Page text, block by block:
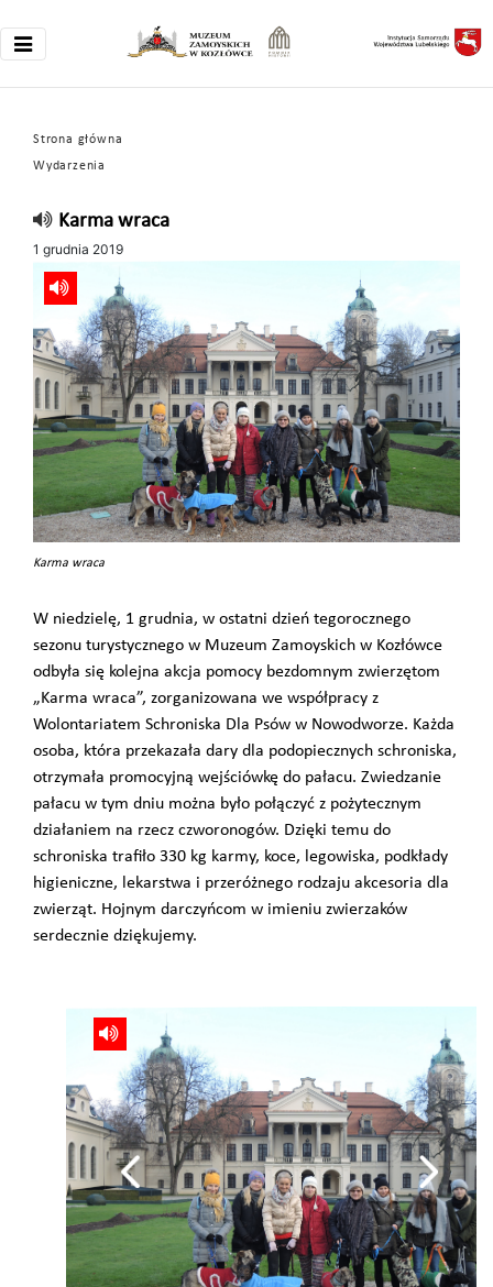
Strona główna
Wydarzenia
Karma wraca
1 grudnia 2019
Karma wraca
W niedzielę, 1 grudnia, w ostatni dzień tegorocznego
sezonu turystycznego w Muzeum Zamoyskich w Kozłówce
odbyła się kolejna akcja pomocy bezdomnym zwierzętom
„Karma wraca”, zorganizowana we współpracy z
Wolontariatem Schroniska Dla Psów w Nowodworze. Każda
osoba, która przekazała dary dla podopiecznych schroniska,
otrzymała promocyjną wejściówkę do pałacu. Zwiedzanie
pałacu w tym dniu można było połączyć z pożytecznym
działaniem na rzecz czworonogów. Dzięki temu do
schroniska trafiło 330 kg karmy, koce, legowiska, podkłady
higieniczne, lekarstwa i przeróżnego rodzaju akcesoria dla
zwierząt. Hojnym darczyńcom w imieniu zwierzaków
serdecznie dziękujemy.